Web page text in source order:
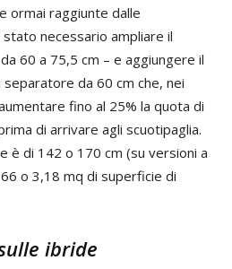
ormai raggiunte dalle
necessario ampliare il
60 a 75,5 cm – e aggiungere il
da 60 cm che, nei
fino al 25% la quota di
di arrivare agli scuotipaglia.
è di 142 o 170 cm (su versioni a
o 3,18 mq di superficie di
ibride